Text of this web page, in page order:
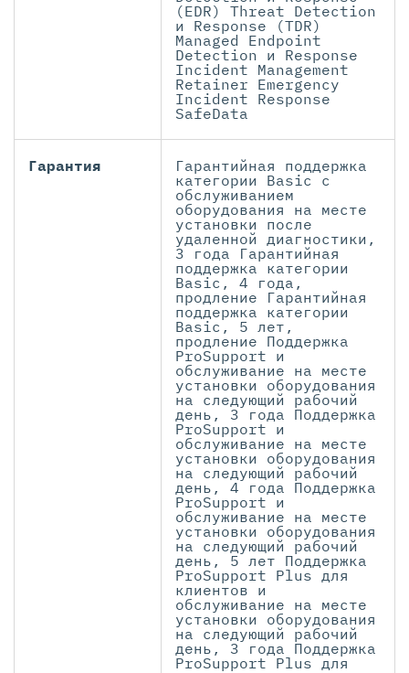
(EDR) Threat Detection
и Response (TDR)
Managed Endpoint
Detection и Response
Incident Management
Retainer Emergency
Incident Response
SafeData
Гарантия
Гарантийная поддержка
категории Basic с
обслуживанием
оборудования на месте
установки после
удаленной диагностики,
3 года Гарантийная
поддержка категории
Basic, 4 года,
продление Гарантийная
поддержка категории
Basic, 5 лет,
продление Поддержка
ProSupport и
обслуживание на месте
установки оборудования
на следующий рабочий
день, 3 года Поддержка
ProSupport и
обслуживание на месте
установки оборудования
на следующий рабочий
день, 4 года Поддержка
ProSupport и
обслуживание на месте
установки оборудования
на следующий рабочий
день, 5 лет Поддержка
ProSupport Plus для
клиентов и
обслуживание на месте
установки оборудования
на следующий рабочий
день, 3 года Поддержка
ProSupport Plus для